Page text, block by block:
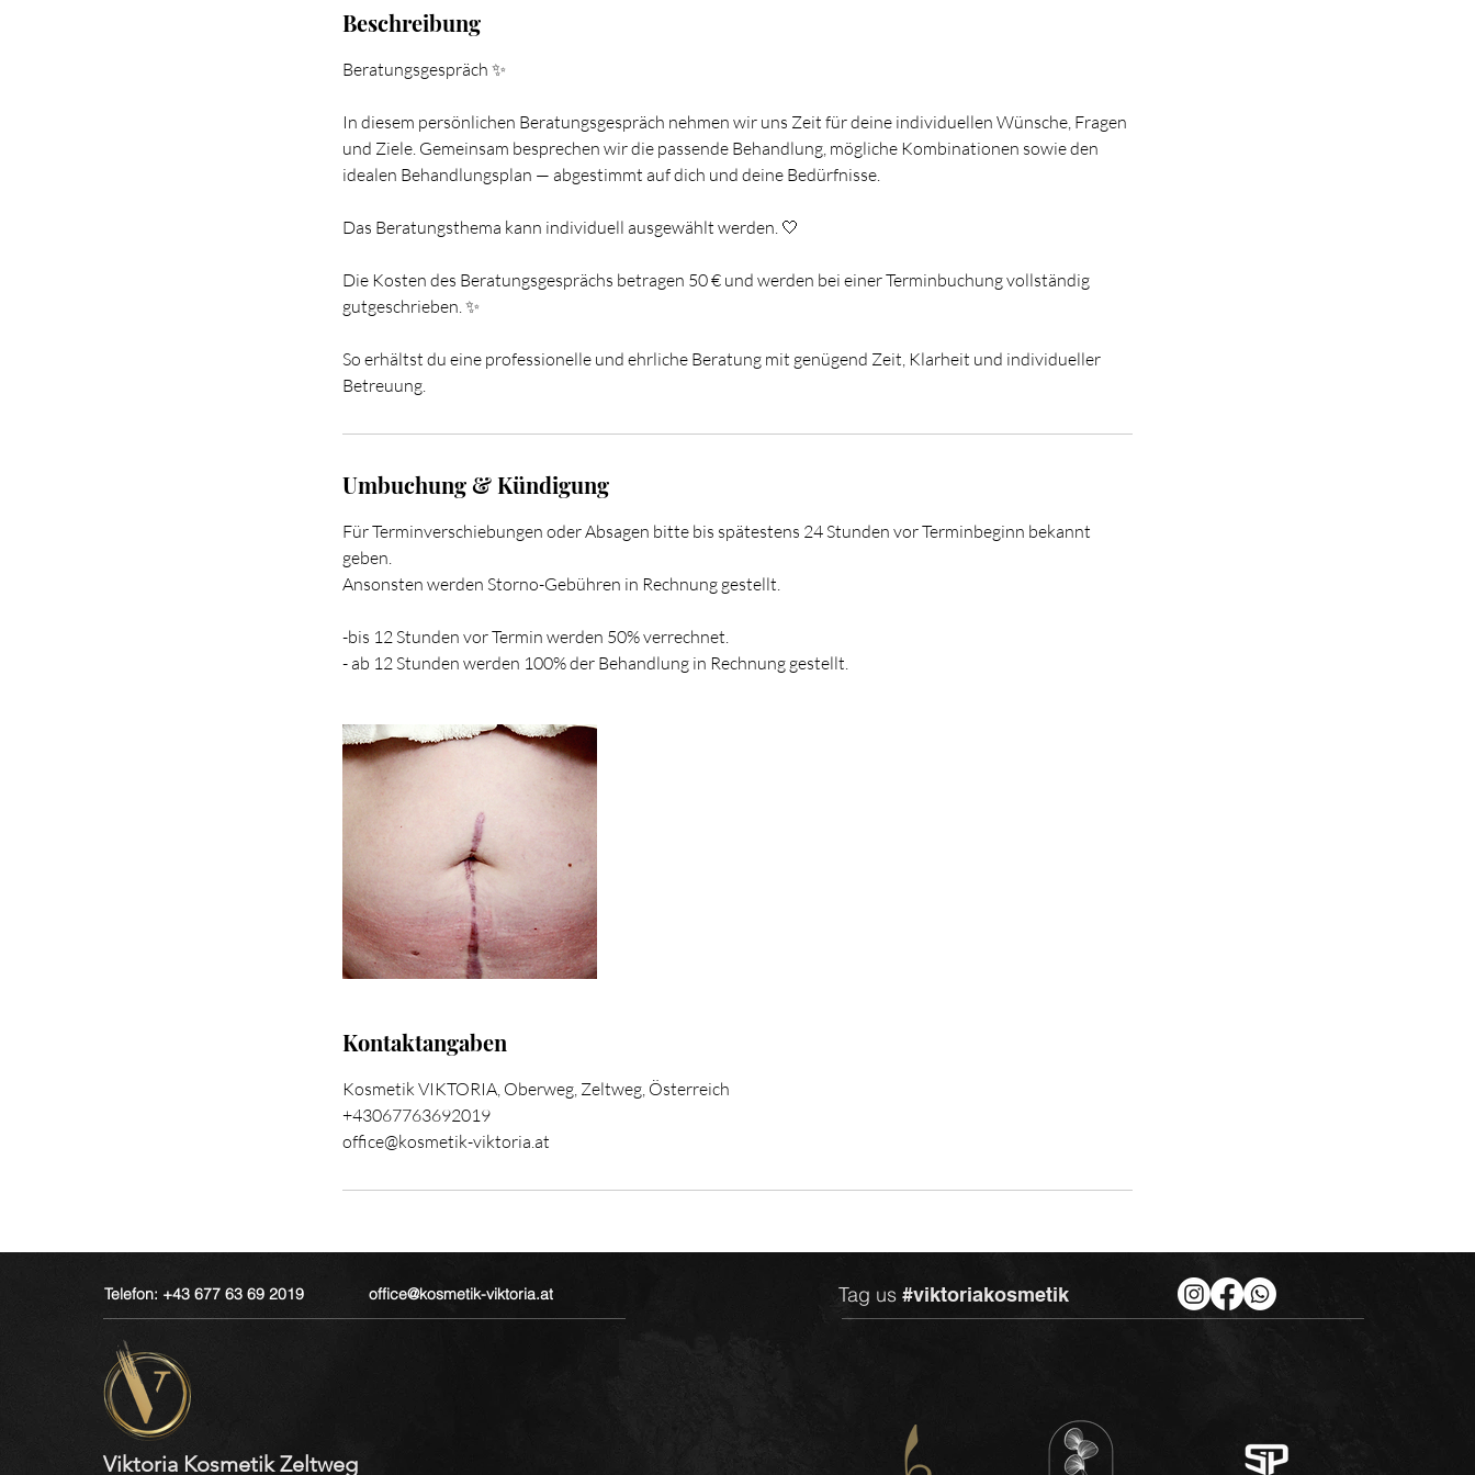
Beschreibung
Beratungsgespräch ✨
In diesem persönlichen Beratungsgespräch nehmen wir uns Zeit für deine individuellen Wünsche, Fragen
und Ziele. Gemeinsam besprechen wir die passende Behandlung, mögliche Kombinationen sowie den
idealen Behandlungsplan — abgestimmt auf dich und deine Bedürfnisse.
Das Beratungsthema kann individuell ausgewählt werden. 🤍
Die Kosten des Beratungsgesprächs betragen 50 € und werden bei einer Terminbuchung vollständig
gutgeschrieben. ✨
So erhältst du eine professionelle und ehrliche Beratung mit genügend Zeit, Klarheit und individueller
Betreuung.
Umbuchung & Kündigung
Für Terminverschiebungen oder Absagen bitte bis spätestens 24 Stunden vor Terminbeginn bekannt
geben.
Ansonsten werden Storno-Gebühren in Rechnung gestellt.
-bis 12 Stunden vor Termin werden 50% verrechnet.
- ab 12 Stunden werden 100% der Behandlung in Rechnung gestellt.
Kontaktangaben
Kosmetik VIKTORIA, Oberweg, Zeltweg, Österreich
+43067763692019
office@kosmetik-viktoria.at
Telefon: +43 677 63 69 2019 office@kosmetik-viktoria.at
Viktoria Kosmetik Zeltweg
Tag us #viktoriakosmetik